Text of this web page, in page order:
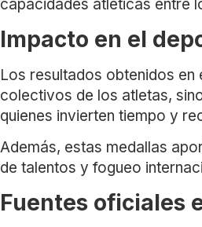
capacidades atléticas entre
Impacto en el
Los resultados obtenidos
colectivos de los atletas,
quienes invierten tiempo y
Además, estas medallas
de talentos y fogueo
Fuentes oficiales